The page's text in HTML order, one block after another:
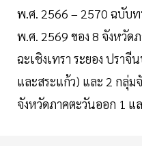
พ.ศ. 2566 – 2570 ฉบับ
พ.ศ. 2569 ของ 8 จังหวัด
ฉะเชิงเทรา ระยอง ปรา
และสระแก้ว) และ 2 กลุ่ม
จังหวัดภาคตะวันออก 1 แ